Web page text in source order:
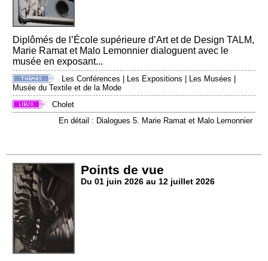
Diplômés de l’École supérieure d’Art et de Design TALM,
Marie Ramat et Malo Lemonnier dialoguent avec le
musée en exposant...
Les Conférences Les Expositions Les Musées
Musée du Textile et de la Mode
Cholet
En détail : Dialogues 5. Marie Ramat et Malo Lemonnier
Points de vue
Du 01 juin 2026 au 12 juillet 2026